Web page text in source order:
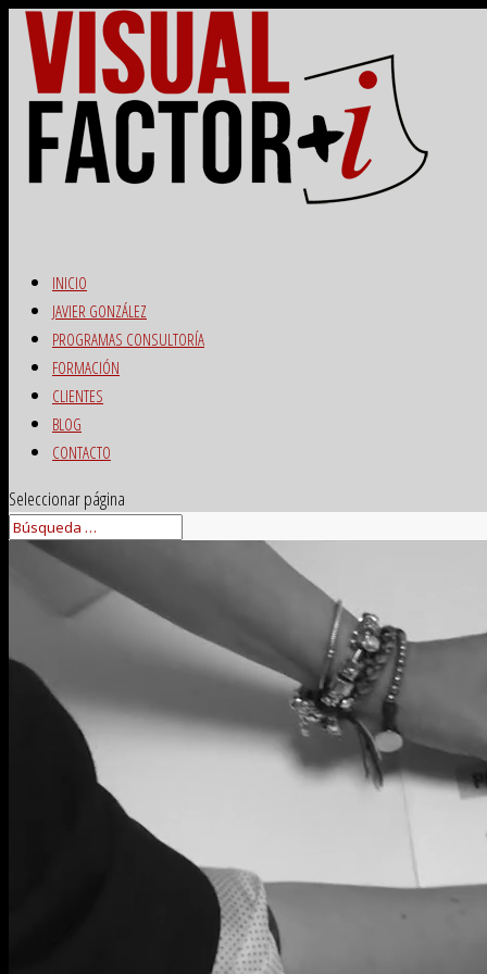
INICIO
JAVIER GONZÁLEZ
PROGRAMAS CONSULTORÍA
FORMACIÓN
CLIENTES
BLOG
CONTACTO
Seleccionar página